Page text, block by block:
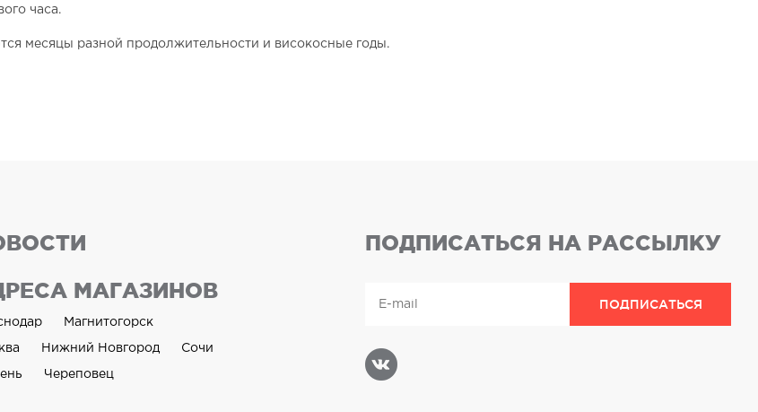
часа.
месяцы разной продолжительности и високосные годы.
МАГАЗИНОВ
Магнитогорск
Нижний Новгород Сочи
Череповец
ПОДПИСАТЬСЯ НА РАССЫЛКУ